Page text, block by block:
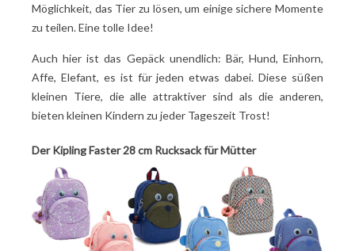
Möglichkeit, das Tier zu lösen, um einige sichere Momente
zu teilen. Eine tolle Idee!
Auch hier ist das Gepäck unendlich: Bär, Hund, Einhorn,
Affe, Elefant, es ist für jeden etwas dabei. Diese süßen
kleinen Tiere, die alle attraktiver sind als die anderen,
bieten kleinen Kindern zu jeder Tageszeit Trost!
Der Kipling Faster 28 cm Rucksack für Mütter